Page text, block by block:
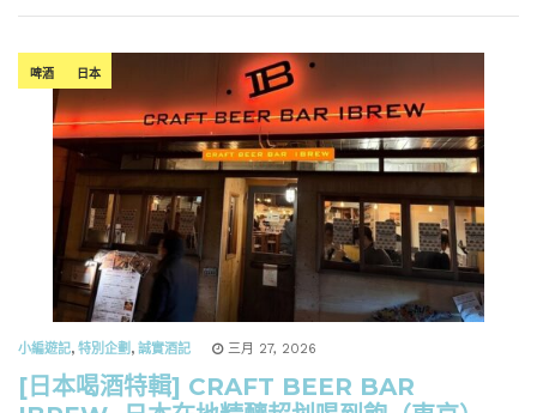
啤酒 日本
小編遊記, 特別企劃 , 誠實酒記 三月 27, 2026
[日本喝酒特輯] CRAFT BEER BAR